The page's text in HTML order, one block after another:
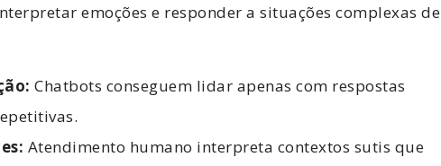
emoções e responder a situações complexas de
Chatbots conseguem lidar apenas com respostas
Atendimento humano interpreta contextos sutis que